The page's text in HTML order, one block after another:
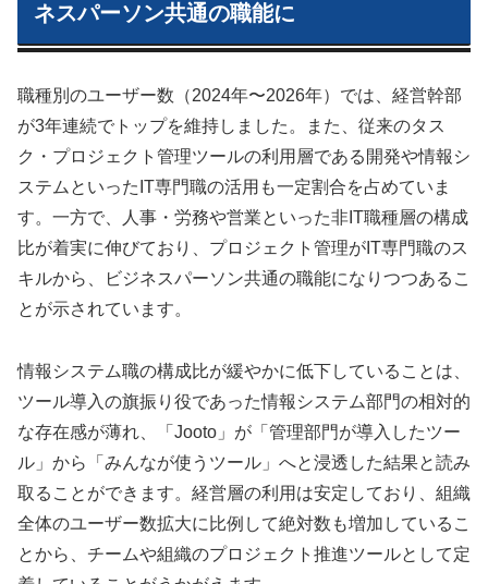
ネスパーソン共通の職能に
職種別のユーザー数（2024年〜2026年）では、経営幹部
が3年連続でトップを維持しました。また、従来のタス
ク・プロジェクト管理ツールの利用層である開発や情報シ
ステムといったIT専門職の活用も一定割合を占めていま
す。一方で、人事・労務や営業といった非IT職種層の構成
比が着実に伸びており、プロジェクト管理がIT専門職のス
キルから、ビジネスパーソン共通の職能になりつつあるこ
とが示されています。
情報システム職の構成比が緩やかに低下していることは、
ツール導入の旗振り役であった情報システム部門の相対的
な存在感が薄れ、「Jooto」が「管理部門が導入したツー
ル」から「みんなが使うツール」へと浸透した結果と読み
取ることができます。経営層の利用は安定しており、組織
全体のユーザー数拡大に比例して絶対数も増加しているこ
とから、チームや組織のプロジェクト推進ツールとして定